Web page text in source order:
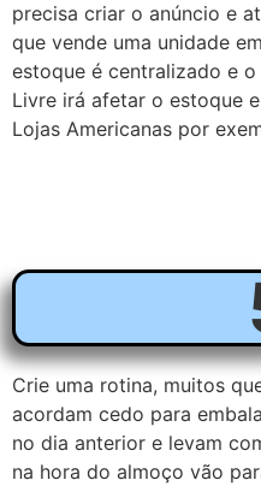
precisa criar o anúncio e
que vende uma unidade
estoque é centralizado e
Livre irá afetar o estoque
Lojas Americanas por
Crie uma rotina, muitos
acordam cedo para
no dia anterior e levam
na hora do almoço vão